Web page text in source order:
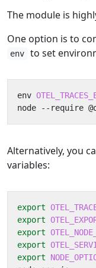
The module is
One option is to
env to set
env
Alternatively, you
variables:
export
export
export
export
export